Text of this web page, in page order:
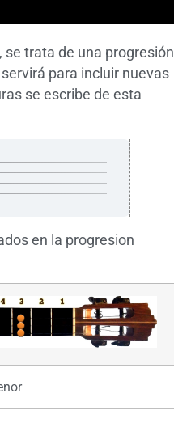
se trata de una progresión
para incluir nuevas
se escribe de esta
en la progresion